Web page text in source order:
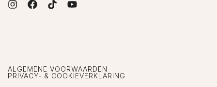
ALGEMENE VOORWAARDEN
PRIVACY- & COOKIEVERKLARING